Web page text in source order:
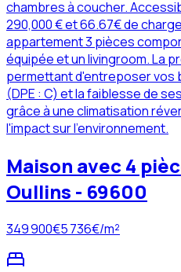
chambres à coucher.
290,000 € et 66.67€ de
appartement 3 pièces
équipée et un livingroom. La
permettant d'entreposer vos
(DPE : C) et la faiblesse de
grâce à une climatisation
l'impact sur l'environnement.
Maison avec 4
Oullins - 69600
349 900€5 736€/m²